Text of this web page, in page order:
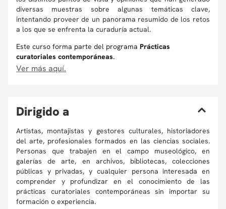
diversas muestras sobre algunas temáticas clave,
intentando proveer de un panorama resumido de los retos
a los que se enfrenta la curaduría actual.
Este curso forma parte del programa Prácticas
curatoriales contemporáneas.
Ver más aquí.
Dirigido a
Artistas, montajistas y gestores culturales, historiadores
del arte, profesionales formados en las ciencias sociales.
Personas que trabajen en el campo museológico, en
galerías de arte, en archivos, bibliotecas, colecciones
públicas y privadas, y cualquier persona interesada en
comprender y profundizar en el conocimiento de las
prácticas curatoriales contemporáneas sin importar su
formación o experiencia.